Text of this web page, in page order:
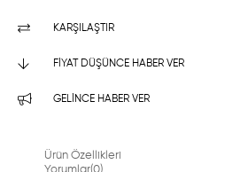
KARŞILAŞTIR
FIYAT DÜŞÜNCE HABER VER
GELINCE HABER VER
Ürün Özellikleri